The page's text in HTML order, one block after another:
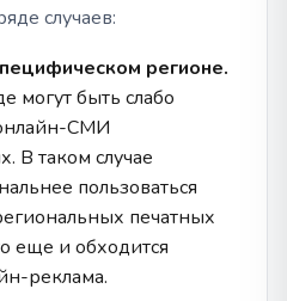
случаев:
регионе.
могут быть слабо
СМИ
В таком случае
пользоваться
печатных
еще и обходится
реклама.